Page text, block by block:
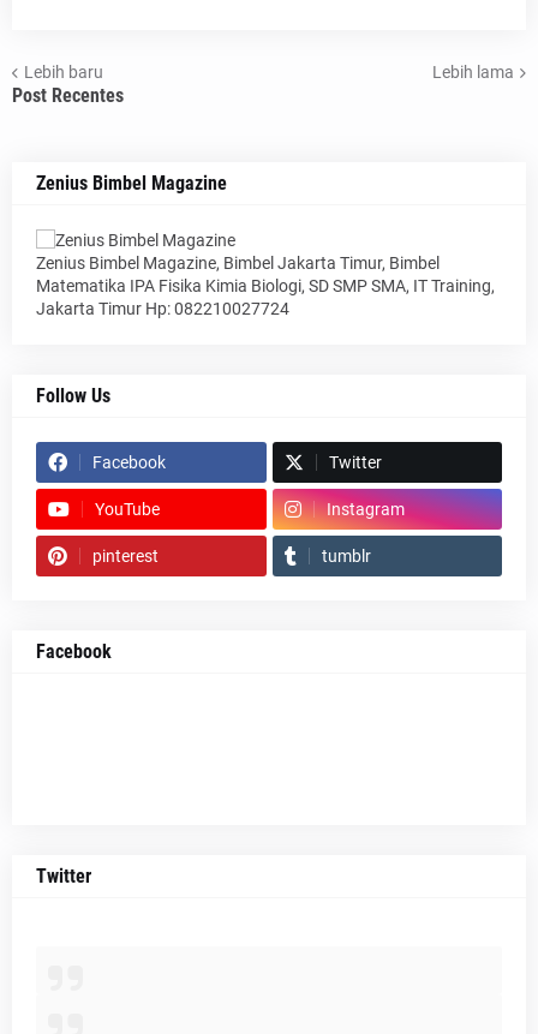
Lebih baru Lebih lama
Post Recentes
Zenius Bimbel Magazine
Zenius Bimbel Magazine, Bimbel Jakarta Timur, Bimbel
Matematika IPA Fisika Kimia Biologi, SD SMP SMA, IT Training,
Jakarta Timur Hp: 082210027724
Follow Us
Facebook Twitter
YouTube Instagram
pinterest tumblr
Facebook
Twitter